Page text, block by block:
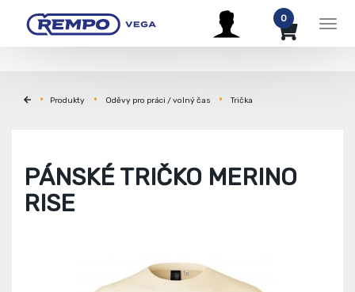
0
Produkty Oděvy pro práci / volný čas Trička
PÁNSKÉ TRIČKO MERINO
RISE